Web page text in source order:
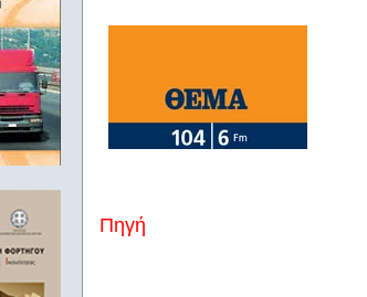
Πηγή